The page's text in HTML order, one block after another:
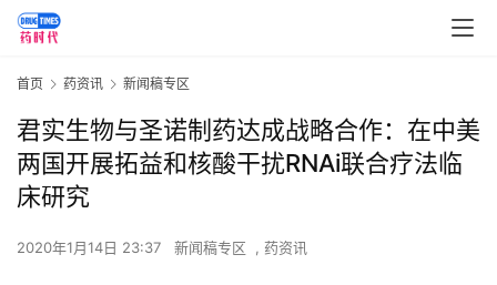
首页 药资讯 新闻稿专区
君实生物与圣诺制药达成战略合作：在中美
两国开展拓益和核酸干扰RNAi联合疗法临
床研究
2020年1月14日 23:37 新闻稿专区 , 药资讯